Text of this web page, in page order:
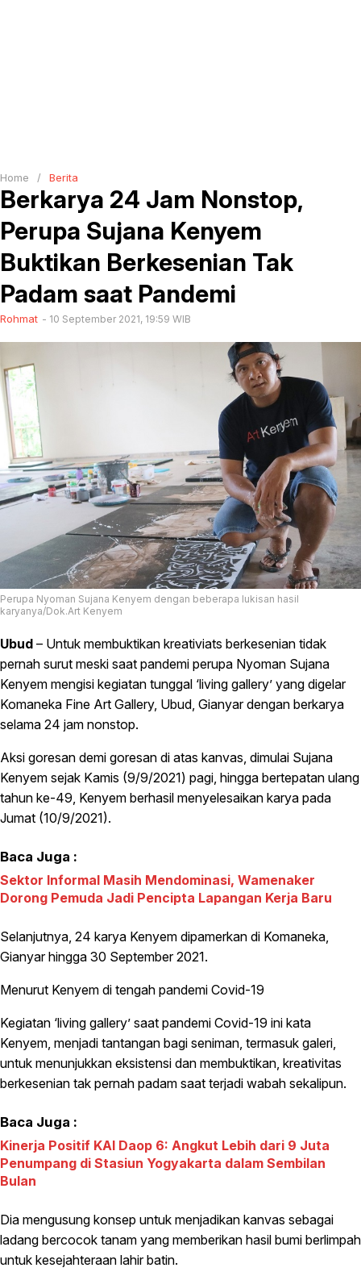
Home / Berita
Berkarya 24 Jam Nonstop,
Perupa Sujana Kenyem
Buktikan Berkesenian Tak
Padam saat Pandemi
Rohmat 10 September 2021, 19:59 WIB
Perupa Nyoman Sujana Kenyem dengan beberapa lukisan hasil
karyanya/Dok.Art Kenyem
Ubud – Untuk membuktikan kreativiats berkesenian tidak
pernah surut meski saat pandemi perupa Nyoman Sujana
Kenyem mengisi kegiatan tunggal ‘living gallery’ yang digelar
Komaneka Fine Art Gallery, Ubud, Gianyar dengan berkarya
selama 24 jam nonstop.
Aksi goresan demi goresan di atas kanvas, dimulai Sujana
Kenyem sejak Kamis (9/9/2021) pagi, hingga bertepatan ulang
tahun ke-49, Kenyem berhasil menyelesaikan karya pada
Jumat (10/9/2021).
Baca Juga :
Sektor Informal Masih Mendominasi, Wamenaker
Dorong Pemuda Jadi Pencipta Lapangan Kerja Baru
Selanjutnya, 24 karya Kenyem dipamerkan di Komaneka,
Gianyar hingga 30 September 2021.
Menurut Kenyem di tengah pandemi Covid-19
Kegiatan ‘living gallery’ saat pandemi Covid-19 ini kata
Kenyem, menjadi tantangan bagi seniman, termasuk galeri,
untuk menunjukkan eksistensi dan membuktikan, kreativitas
berkesenian tak pernah padam saat terjadi wabah sekalipun.
Baca Juga :
Kinerja Positif KAI Daop 6: Angkut Lebih dari 9 Juta
Penumpang di Stasiun Yogyakarta dalam Sembilan
Bulan
Dia mengusung konsep untuk menjadikan kanvas sebagai
ladang bercocok tanam yang memberikan hasil bumi berlimpah
untuk kesejahteraan lahir batin.